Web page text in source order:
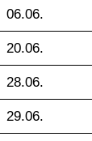
06.06.
20.06.
28.06.
29.06.